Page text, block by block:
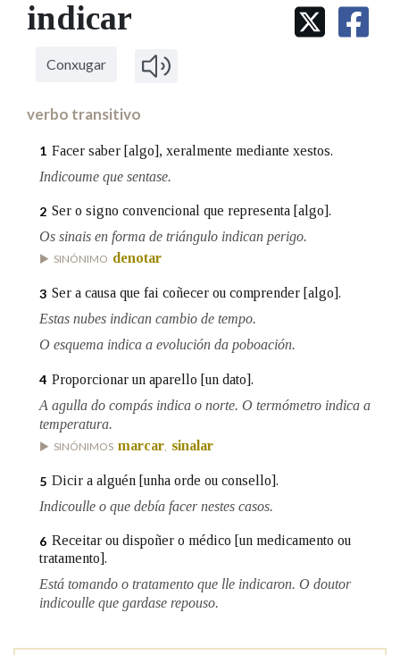
IDENTIDADE CORPORATIVA
MARCIAL DEL ADALID
FIGURAS HOMENAXEADAS
Facebook
TwitterYoutubeInstagram
Bluesky
BUSCAR NOS LEMAS
Comeza por
Nas definicións
Nos exemplos
Na fraseoloxía
OUTRAS OPCIÓNS DE BUSCA
Marcas gramaticais
indicar
Conxugar
verbo transitivo
1 Facer saber [algo], xeralmente mediante xestos.
Indicoume que sentase.
2 Ser o signo convencional que representa [algo].
Os sinais en forma de triángulo indican perigo.
SINÓNIMO denotar
3 Ser a causa que fai coñecer ou comprender [algo].
Estas nubes indican cambio de tempo.
O esquema indica a evolución da poboación.
4 Proporcionar un aparello [un dato].
A agulla do compás indica o norte. O termómetro indica a
temperatura.
SINÓNIMOS marcar sinalar
5 Dicir a alguén [unha orde ou consello].
Indicoulle o que debía facer nestes casos.
6 Receitar ou dispoñer o médico [un medicamento ou
tratamento].
Está tomando o tratamento que lle indicaron. O doutor
indicoulle que gardase repouso.